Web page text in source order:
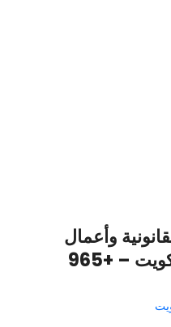
وأعمال
المحاماة – مدينة الكويت – +965